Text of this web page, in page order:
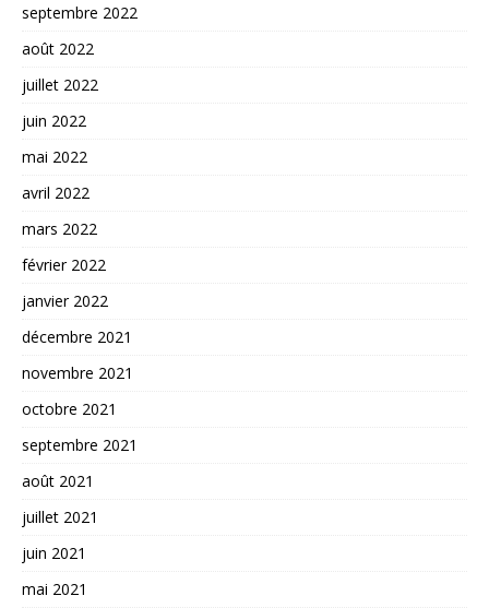
septembre 2022
août 2022
juillet 2022
juin 2022
mai 2022
avril 2022
mars 2022
février 2022
janvier 2022
décembre 2021
novembre 2021
octobre 2021
septembre 2021
août 2021
juillet 2021
juin 2021
mai 2021